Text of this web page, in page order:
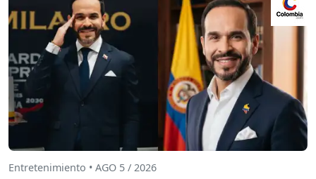
Entretenimiento • AGO 5 / 2026